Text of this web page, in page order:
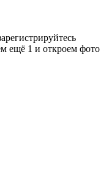
ещё 1 и откроем фото